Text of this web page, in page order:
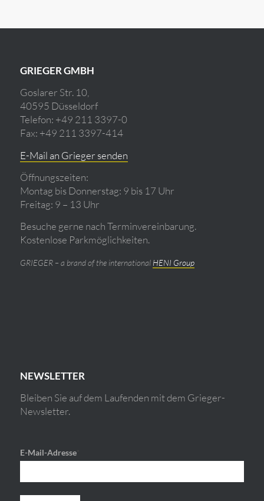
GRIEGER GMBH
Goslarer Str. 10,
40595 Düsseldorf
Telefon: +49 211 3397-0
Fax: +49 211 3397-414
E-Mail an Grieger senden
Öffnungszeiten:
Montag bis Donnerstag: 9 bis 17 Uhr
Freitag: 9 – 13 Uhr
Besuche gerne nach Terminvereinbarung.
Kostenlose Parkmöglichkeiten.
GRIEGER – a brand of the international HENI Group
NEWSLETTER
Bleiben Sie auf dem Laufenden mit dem Grieger-
Newsletter.
E-Mail-Adresse*